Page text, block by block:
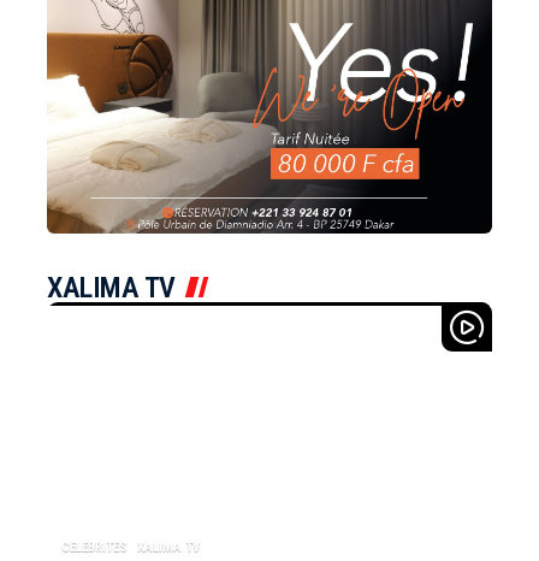
XALIMA TV
CELEBRITES XALIMA TV